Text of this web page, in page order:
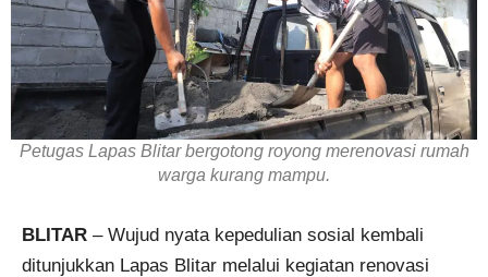
Petugas Lapas Blitar bergotong royong merenovasi rumah
warga kurang mampu.
BLITAR – Wujud nyata kepedulian sosial kembali
ditunjukkan Lapas Blitar melalui kegiatan renovasi